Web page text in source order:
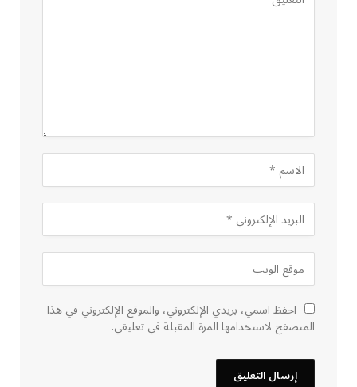
احفظ اسمي، بريدي الإلكتروني، والموقع الإلكتروني في هذا
المتصفح لاستخدامها المرة المقبلة في تعليقي.